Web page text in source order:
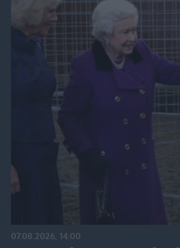
07.08.2026, 14:00